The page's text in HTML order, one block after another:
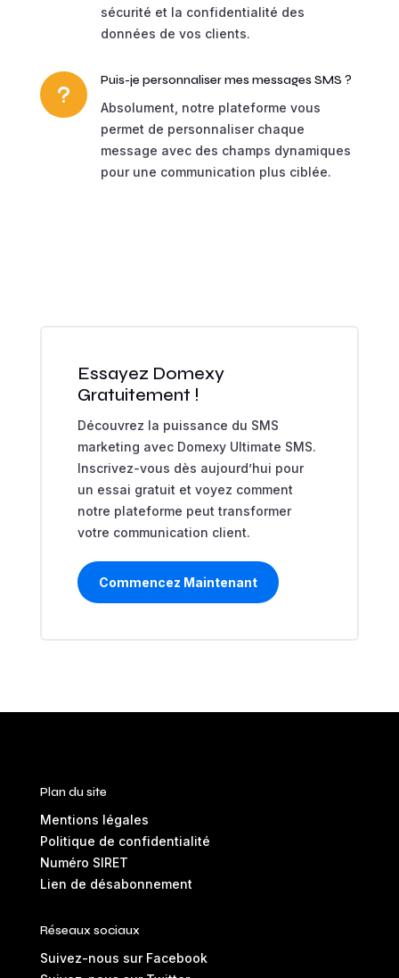
sécurité et la confidentialité des
données de vos clients.
u
Puis-je personnaliser mes messages SMS ?
Absolument, notre plateforme vous
permet de personnaliser chaque
message avec des champs dynamiques
pour une communication plus ciblée.
Essayez Domexy
Gratuitement !
Découvrez la puissance du SMS
marketing avec Domexy Ultimate SMS.
Inscrivez-vous dès aujourd’hui pour
un essai gratuit et voyez comment
notre plateforme peut transformer
votre communication client.
Commencez Maintenant
Plan du site
Mentions légales
Politique de confidentialité
Numéro SIRET
Lien de désabonnement
Réseaux sociaux
Suivez-nous sur Facebook